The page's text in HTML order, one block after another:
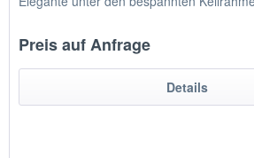
Preis auf Anfrage
Details